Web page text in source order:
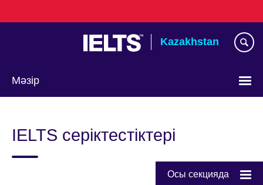
to
Kazakhstan
Мәзір
IELTS серіктестіктері
Осы секцияда